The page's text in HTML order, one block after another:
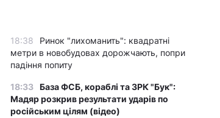
18:38
Ринок "лихоманить": квадратні
метри в новобудовах дорожчають, попри
падіння попиту
18:33 База ФСБ, кораблі та ЗРК "Бук":
Мадяр розкрив результати ударів по
російським цілям (відео)